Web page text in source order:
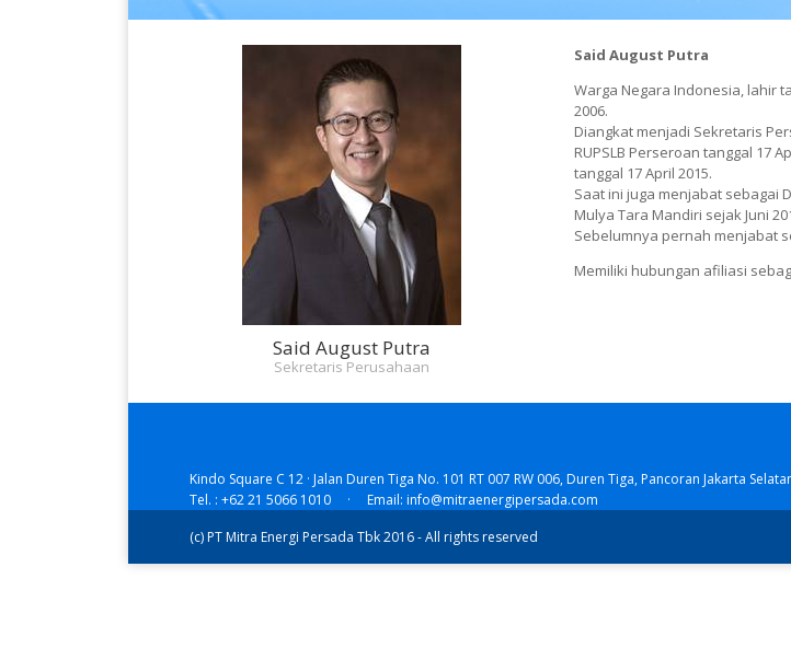
Said August Putra
Sekretaris Perusahaan
Said August Putra
Warga Negara Indonesia, lahir
2006.
Diangkat menjadi Sekretaris
RUPSLB Perseroan tanggal 17
tanggal 17 April 2015.
Saat ini juga menjabat sebagai
Mulya Tara Mandiri sejak Juni
Sebelumnya pernah menjabat
Memiliki hubungan afiliasi
Kindo Square C 12 · Jalan Duren Tiga No. 101 RT 007 RW 006, Duren Tiga, Pancoran Jakarta
Tel. : +62 21 5066 1010 · Email: info@mitraenergipersada.com
(c) PT Mitra Energi Persada Tbk 2016 - All rights reserved